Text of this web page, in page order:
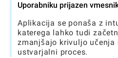
Uporabniku prijazen
Aplikacija se ponaša z
katerega lahko tudi
zmanjšajo krivuljo
ustvarjalni proces.